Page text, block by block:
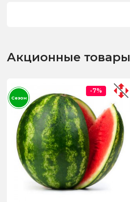
Акционные товары
-7%
Сезон